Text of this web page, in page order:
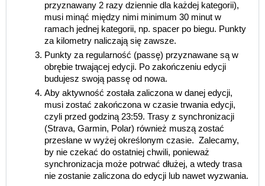
przyznawany 2 razy dziennie dla każdej kategorii),
musi minąć między nimi minimum 30 minut w
ramach jednej kategorii, np. spacer po biegu. Punkty
za kilometry naliczają się zawsze.
Punkty za regularność (passę) przyznawane są w
obrębie trwającej edycji. Po zakończeniu edycji
budujesz swoją passę od nowa.
Aby aktywność została zaliczona w danej edycji,
musi zostać zakończona w czasie trwania edycji,
czyli przed godziną 23:59. Trasy z synchronizacji
(Strava, Garmin, Polar) również muszą zostać
przesłane w wyżej określonym czasie. Zalecamy,
by nie czekać do ostatniej chwili, ponieważ
synchronizacja może potrwać dłużej, a wtedy trasa
nie zostanie zaliczona do edycji lub nawet wyzwania.